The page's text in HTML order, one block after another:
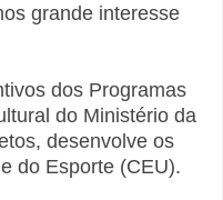
grande interesse
dos Programas
do Ministério da
desenvolve os
do Esporte (CEU).